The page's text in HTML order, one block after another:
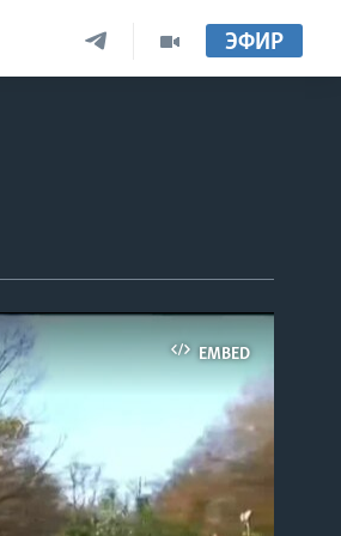
ЭФИР
EMBED